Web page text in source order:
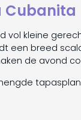
Cubanita
vol kleine
een breed
de avond